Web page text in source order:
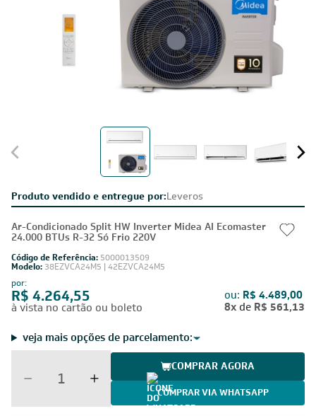
Produto vendido e entregue por:Leveros
Ar-Condicionado Split HW Inverter Midea AI Ecomaster
24.000 BTUs R-32 Só Frio 220V
Código de Referência: 5000013509
Modelo: 38EZVCA24M5 | 42EZVCA24M5
por:
R$ 4.264,55
à vista no cartão ou boleto
ou: R$ 4.489,00
8x de R$ 561,13
veja mais opções de parcelamento:
COMPRAR AGORA
COMPRAR VIA WHATSAPP